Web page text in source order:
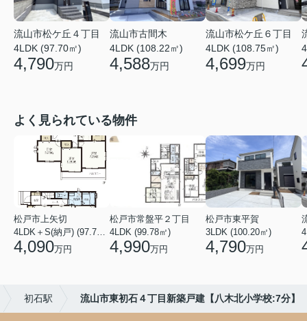
流山市松ケ丘４丁目
4LDK (97.70㎡)
4,790万円
流山市古間木
4LDK (108.22㎡)
4,588万円
流山市松ケ丘６丁目
4LDK (108.75㎡)
4,699万円
よく見られている物件
松戸市上矢切
4LDK＋S(納戸) (97.71㎡)
4,090万円
松戸市常盤平２丁目
4LDK (99.78㎡)
4,990万円
松戸市東平賀
3LDK (100.20㎡)
4,790万円
初石駅 流山市東初石４丁目新築戸建【八木北小学校:7分】